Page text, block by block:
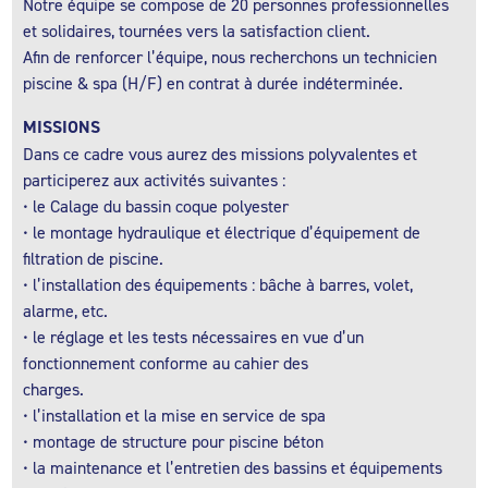
Notre équipe se compose de 20 personnes professionnelles
et solidaires, tournées vers la satisfaction client.
Afin de renforcer l’équipe, nous recherchons un technicien
piscine & spa (H/F) en contrat à durée indéterminée.
MISSIONS
Dans ce cadre vous aurez des missions polyvalentes et
participerez aux activités suivantes :
• le Calage du bassin coque polyester
• le montage hydraulique et électrique d’équipement de
filtration de piscine.
• l’installation des équipements : bâche à barres, volet,
alarme, etc.
• le réglage et les tests nécessaires en vue d’un
fonctionnement conforme au cahier des
charges.
• l’installation et la mise en service de spa
• montage de structure pour piscine béton
• la maintenance et l’entretien des bassins et équipements